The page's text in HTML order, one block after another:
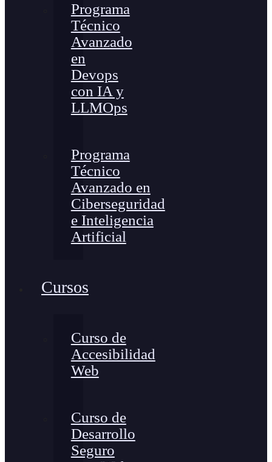
Programa
Técnico
Avanzado
en
Devops
con IA y
LLMOps
Programa
Técnico
Avanzado en
Ciberseguridad
e Inteligencia
Artificial
Cursos
Curso de
Accesibilidad
Web
Curso de
Desarrollo
Seguro